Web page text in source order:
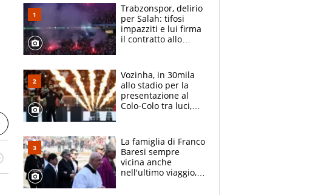
Trabzonspor, delirio
per Salah: tifosi
impazziti e lui firma
il contratto allo
Vozinha, in 30mila
allo stadio per la
presentazione al
Colo-Colo tra luci,
La famiglia di Franco
Baresi sempre
vicina anche
nell'ultimo viaggio,